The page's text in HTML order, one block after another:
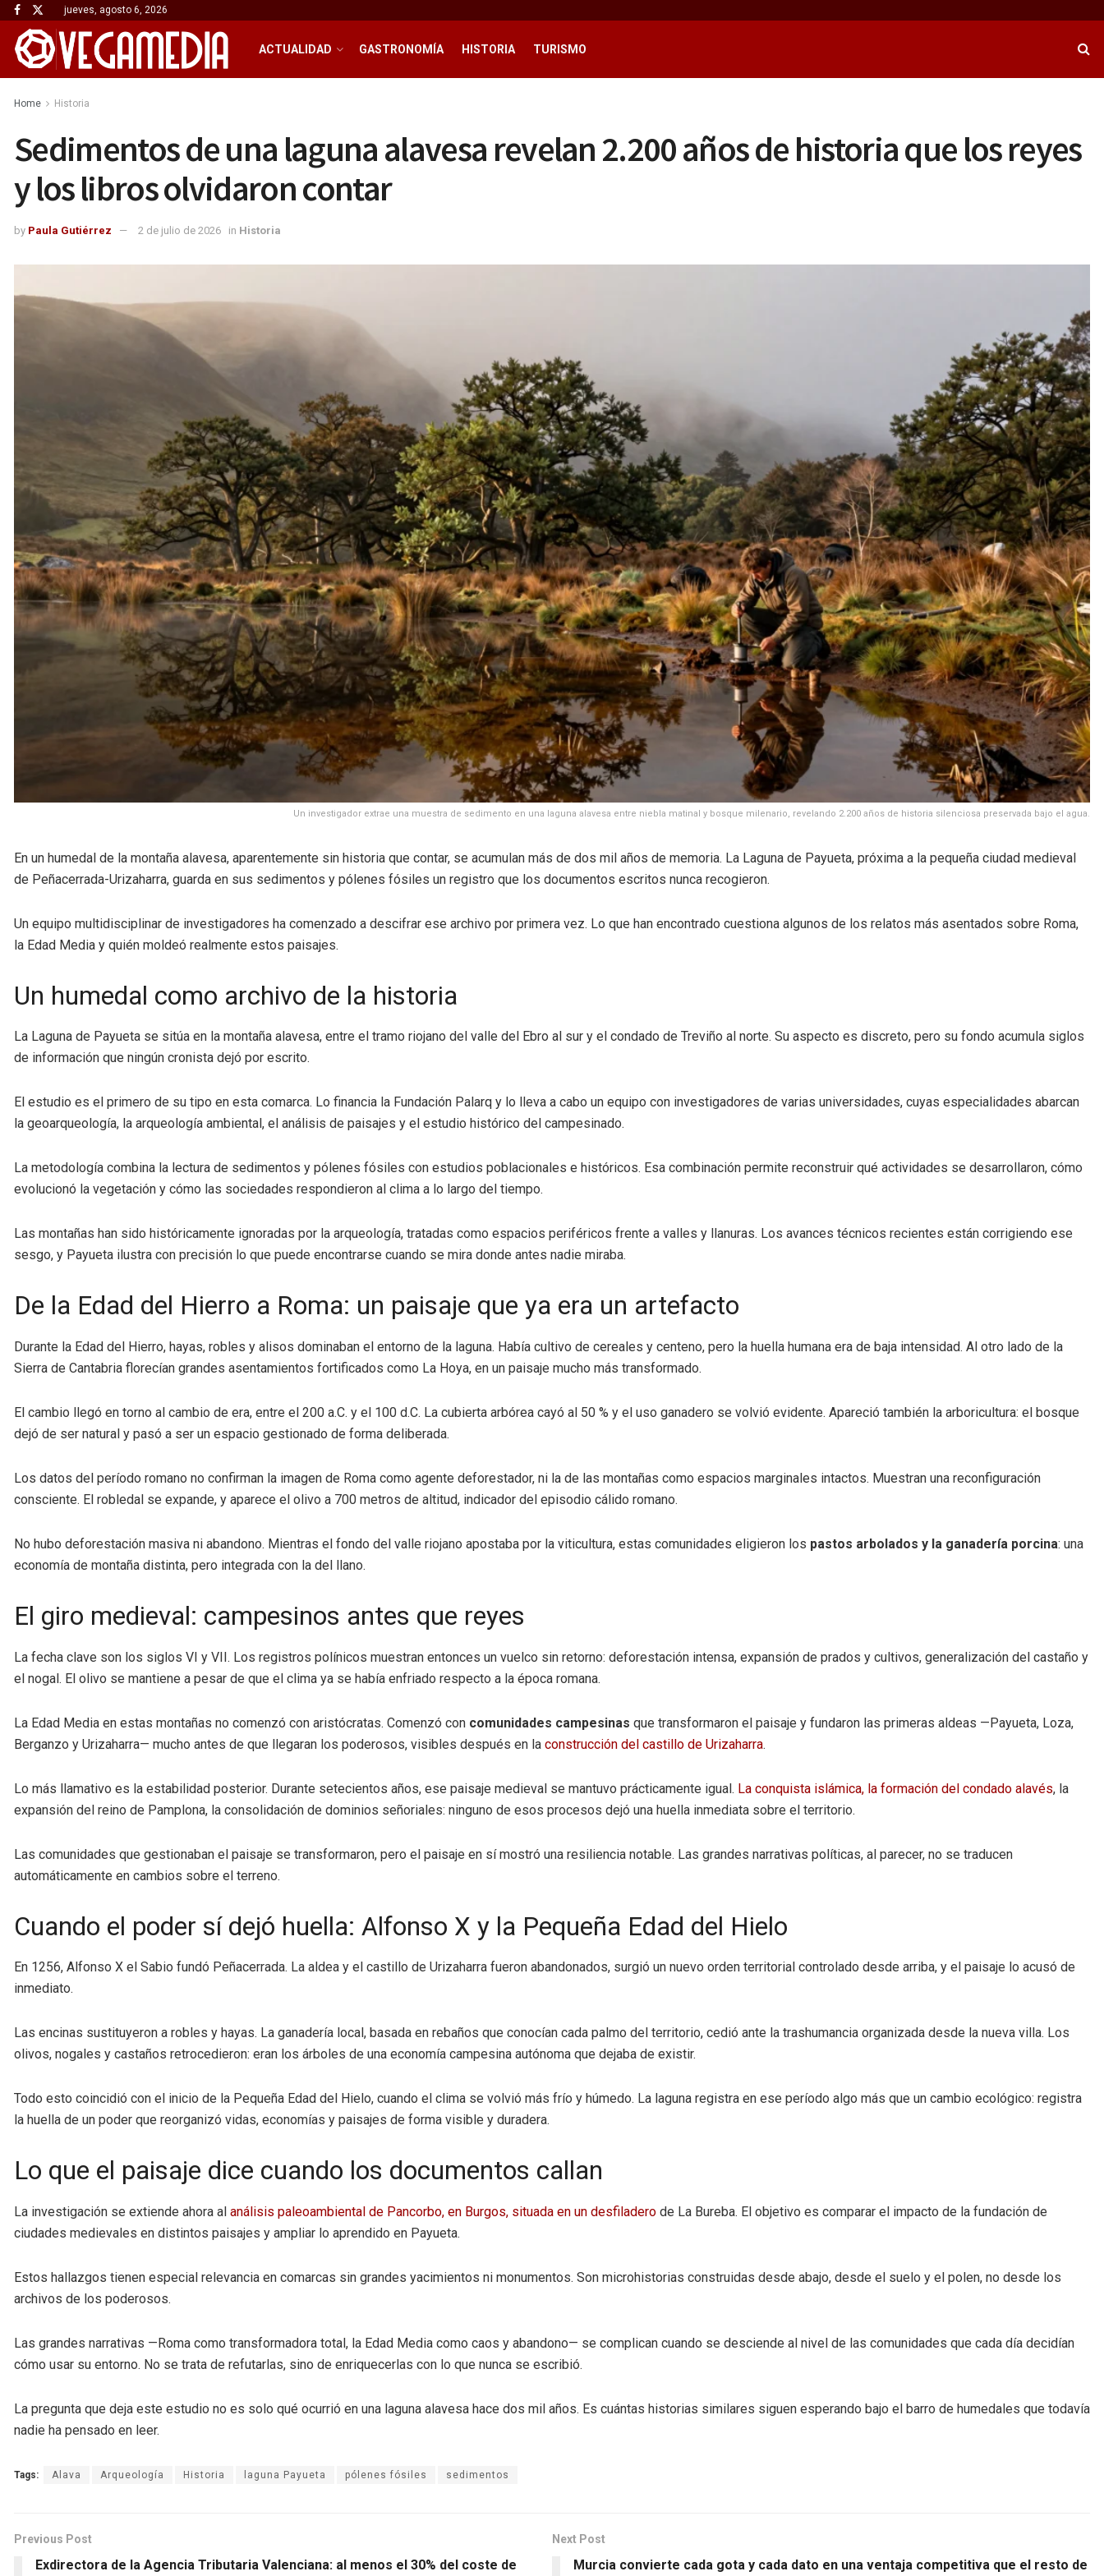
jueves, agosto 6, 2026
ACTUALIDAD GASTRONOMÍA HISTORIA TURISMO
Home Historia
Sedimentos de una laguna alavesa revelan 2.200 años de historia que los reyes
y los libros olvidaron contar
by Paula Gutiérrez 2 de julio de 2026 in Historia
Un investigador extrae una muestra de sedimento en una laguna alavesa entre niebla matinal y bosque milenario, revelando 2.200 años de historia silenciosa preservada bajo el agua.
En un humedal de la montaña alavesa, aparentemente sin historia que contar, se acumulan más de dos mil años de memoria. La Laguna de Payueta, próxima a la pequeña ciudad medieval
de Peñacerrada-Urizaharra, guarda en sus sedimentos y pólenes fósiles un registro que los documentos escritos nunca recogieron.
Un equipo multidisciplinar de investigadores ha comenzado a descifrar ese archivo por primera vez. Lo que han encontrado cuestiona algunos de los relatos más asentados sobre Roma,
la Edad Media y quién moldeó realmente estos paisajes.
Un humedal como archivo de la historia
La Laguna de Payueta se sitúa en la montaña alavesa, entre el tramo riojano del valle del Ebro al sur y el condado de Treviño al norte. Su aspecto es discreto, pero su fondo acumula siglos
de información que ningún cronista dejó por escrito.
El estudio es el primero de su tipo en esta comarca. Lo financia la Fundación Palarq y lo lleva a cabo un equipo con investigadores de varias universidades, cuyas especialidades abarcan
la geoarqueología, la arqueología ambiental, el análisis de paisajes y el estudio histórico del campesinado.
La metodología combina la lectura de sedimentos y pólenes fósiles con estudios poblacionales e históricos. Esa combinación permite reconstruir qué actividades se desarrollaron, cómo
evolucionó la vegetación y cómo las sociedades respondieron al clima a lo largo del tiempo.
Las montañas han sido históricamente ignoradas por la arqueología, tratadas como espacios periféricos frente a valles y llanuras. Los avances técnicos recientes están corrigiendo ese
sesgo, y Payueta ilustra con precisión lo que puede encontrarse cuando se mira donde antes nadie miraba.
De la Edad del Hierro a Roma: un paisaje que ya era un artefacto
Durante la Edad del Hierro, hayas, robles y alisos dominaban el entorno de la laguna. Había cultivo de cereales y centeno, pero la huella humana era de baja intensidad. Al otro lado de la
Sierra de Cantabria florecían grandes asentamientos fortificados como La Hoya, en un paisaje mucho más transformado.
El cambio llegó en torno al cambio de era, entre el 200 a.C. y el 100 d.C. La cubierta arbórea cayó al 50 % y el uso ganadero se volvió evidente. Apareció también la arboricultura: el bosque
dejó de ser natural y pasó a ser un espacio gestionado de forma deliberada.
Los datos del período romano no confirman la imagen de Roma como agente deforestador, ni la de las montañas como espacios marginales intactos. Muestran una reconfiguración
consciente. El robledal se expande, y aparece el olivo a 700 metros de altitud, indicador del episodio cálido romano.
No hubo deforestación masiva ni abandono. Mientras el fondo del valle riojano apostaba por la viticultura, estas comunidades eligieron los pastos arbolados y la ganadería porcina: una
economía de montaña distinta, pero integrada con la del llano.
El giro medieval: campesinos antes que reyes
La fecha clave son los siglos VI y VII. Los registros polínicos muestran entonces un vuelco sin retorno: deforestación intensa, expansión de prados y cultivos, generalización del castaño y
el nogal. El olivo se mantiene a pesar de que el clima ya se había enfriado respecto a la época romana.
La Edad Media en estas montañas no comenzó con aristócratas. Comenzó con comunidades campesinas que transformaron el paisaje y fundaron las primeras aldeas —Payueta, Loza,
Berganzo y Urizaharra— mucho antes de que llegaran los poderosos, visibles después en la construcción del castillo de Urizaharra.
Lo más llamativo es la estabilidad posterior. Durante setecientos años, ese paisaje medieval se mantuvo prácticamente igual. La conquista islámica, la formación del condado alavés, la
expansión del reino de Pamplona, la consolidación de dominios señoriales: ninguno de esos procesos dejó una huella inmediata sobre el territorio.
Las comunidades que gestionaban el paisaje se transformaron, pero el paisaje en sí mostró una resiliencia notable. Las grandes narrativas políticas, al parecer, no se traducen
automáticamente en cambios sobre el terreno.
Cuando el poder sí dejó huella: Alfonso X y la Pequeña Edad del Hielo
En 1256, Alfonso X el Sabio fundó Peñacerrada. La aldea y el castillo de Urizaharra fueron abandonados, surgió un nuevo orden territorial controlado desde arriba, y el paisaje lo acusó de
inmediato.
Las encinas sustituyeron a robles y hayas. La ganadería local, basada en rebaños que conocían cada palmo del territorio, cedió ante la trashumancia organizada desde la nueva villa. Los
olivos, nogales y castaños retrocedieron: eran los árboles de una economía campesina autónoma que dejaba de existir.
Todo esto coincidió con el inicio de la Pequeña Edad del Hielo, cuando el clima se volvió más frío y húmedo. La laguna registra en ese período algo más que un cambio ecológico: registra
la huella de un poder que reorganizó vidas, economías y paisajes de forma visible y duradera.
Lo que el paisaje dice cuando los documentos callan
La investigación se extiende ahora al análisis paleoambiental de Pancorbo, en Burgos, situada en un desfiladero de La Bureba. El objetivo es comparar el impacto de la fundación de
ciudades medievales en distintos paisajes y ampliar lo aprendido en Payueta.
Estos hallazgos tienen especial relevancia en comarcas sin grandes yacimientos ni monumentos. Son microhistorias construidas desde abajo, desde el suelo y el polen, no desde los
archivos de los poderosos.
Las grandes narrativas —Roma como transformadora total, la Edad Media como caos y abandono— se complican cuando se desciende al nivel de las comunidades que cada día decidían
cómo usar su entorno. No se trata de refutarlas, sino de enriquecerlas con lo que nunca se escribió.
La pregunta que deja este estudio no es solo qué ocurrió en una laguna alavesa hace dos mil años. Es cuántas historias similares siguen esperando bajo el barro de humedales que todavía
nadie ha pensado en leer.
Tags: Alava Arqueología Historia laguna Payueta pólenes fósiles sedimentos
Previous Post
Exdirectora de la Agencia Tributaria Valenciana: al menos el 30% del coste de
Next Post
Murcia convierte cada gota y cada dato en una ventaja competitiva que el resto de